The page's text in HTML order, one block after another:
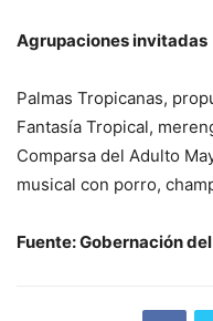
Agrupaciones invitadas
Palmas Tropicanas,
Fantasía Tropical,
Comparsa del Adulto
musical con porro,
Fuente: Gobernación